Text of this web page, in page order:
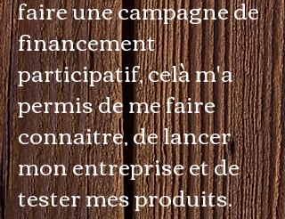
faire une campagne de
financement
participatif, celà m'a
permis de me faire
connaitre, de lancer
mon entreprise et de
tester mes produits.